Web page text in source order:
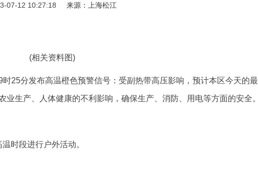
07-12 10:27:18 来源：上海松江
(相关资料图)
时25分发布高温橙色预警信号：受副热带高压影响，预计本区今天的最
生产、人体健康的不利影响，确保生产、消防、用电等方面的安全。
时段进行户外活动。